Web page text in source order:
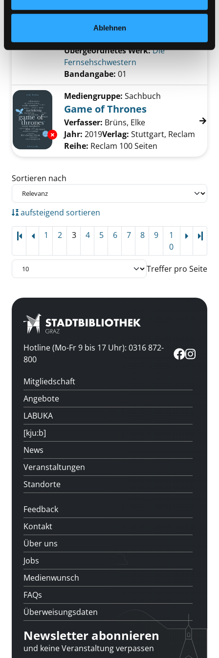
Ablehnen
Exemplar-Details von 01; Wunder gibt es
wieder
Übergeordnetes Werk:Die
Fernsehschwestern
Bandangabe: 01
Exemplar-Details von Game of Thrones
Mediengruppe: Sachbuch
Game of Thrones
Verfasser: Brüns, Elke Suche nach
Jahr: 2019Verlag: Stuttgart, Reclam
Reihe: Reclam 100 Seiten
Zu den Suchfiltern springen
Sortieren nach
aufsteigend sortieren
1 2 3 4 5 6 7 8 9
1
0
Treffer pro Seite
Hotline (Mo-Fr 9 bis 17 Uhr): 0316 872-
800
Mitgliedschaft
Angebote
LABUKA
[kju:b]
News
Veranstaltungen
Standorte
Feedback
Kontakt
Über uns
Jobs
Medienwunsch
FAQs
Überweisungsdaten
Newsletter abonnieren
und keine Veranstaltung verpassen